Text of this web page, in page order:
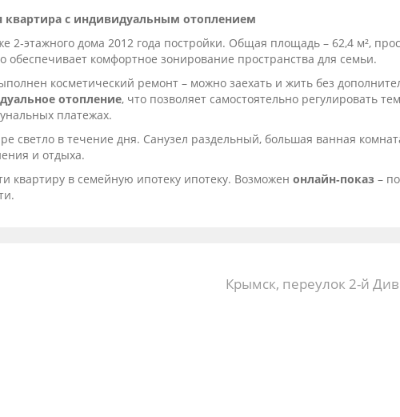
квартира с индивидуальным отоплением
2‑этажного дома 2012 года постройки. Общая площадь – 62,4 м²,
обеспечивает комфортное зонирование пространства для семьи.
косметический ремонт – можно заехать и жить без
отопление, что позволяет самостоятельно регулировать
платежах.
светло в течение дня. Санузел раздельный, большая ванная
и отдыха.
квартиру в семейную ипотеку ипотеку. Возможен онлайн‑показ – по
Крымск, переулок 2-й